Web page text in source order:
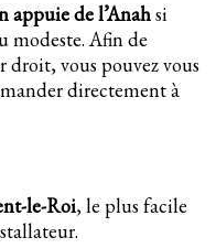
appuie de l’Anahsi
modeste. Afin de
droit, vous pouvez vous
directement à
le-Roi, le plus facile